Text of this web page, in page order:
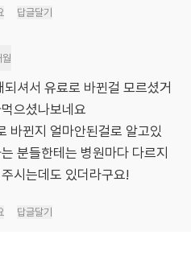
답글달기
셔서 유료로 바뀐걸 모르셨거
으셨나보네요
바뀐지 얼마안된걸로 알고있
분들한테는 병원마다 다르지
시는데도 있더라구요!
답글달기